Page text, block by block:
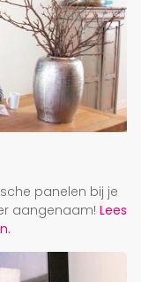
panelen bij je
aangenaam! Lees